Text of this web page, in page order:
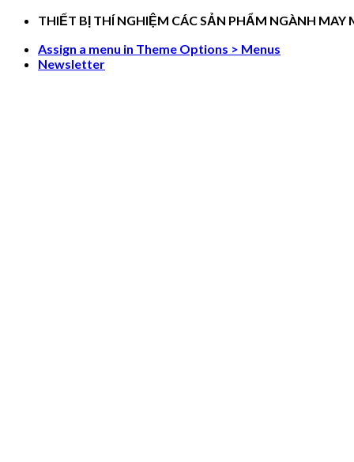
Skip
content
THIẾT BỊ THÍ NGHIỆM CÁC SẢN PHẨM NGÀNH MAY
Assign a menu in Theme Options > Menus
Newsletter